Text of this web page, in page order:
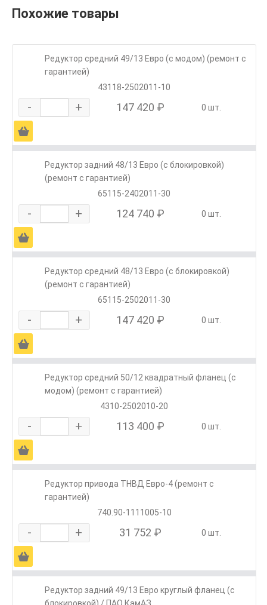
Похожие товары
Редуктор средний 49/13 Евро (с модом) (ремонт с
гарантией)
43118-2502011-10
- + 147 420 ₽ 0 шт.
Ä
Редуктор задний 48/13 Евро (с блокировкой)
(ремонт с гарантией)
65115-2402011-30
- + 124 740 ₽ 0 шт.
Ä
Редуктор средний 48/13 Евро (с блокировкой)
(ремонт с гарантией)
65115-2502011-30
- + 147 420 ₽ 0 шт.
Ä
Редуктор средний 50/12 квадратный фланец (с
модом) (ремонт с гарантией)
4310-2502010-20
- + 113 400 ₽ 0 шт.
Ä
Редуктор привода ТНВД Евро-4 (ремонт с
гарантией)
740.90-1111005-10
- + 31 752 ₽ 0 шт.
Ä
Редуктор задний 49/13 Евро круглый фланец (с